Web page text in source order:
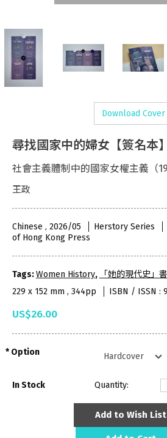
Download Cover
尋找國家中的婦女【簽名本】
社會主義體制中的國家女權主義（
王政
Chinese , 2026/05 Herstory Series
of Hong Kong Press
Tags:Women History,
「她的現代史」
229 x 152 mm , 344pp
ISBN / ISSN :
US$26.00
Option
In Stock Quantity:
Add to Wish List